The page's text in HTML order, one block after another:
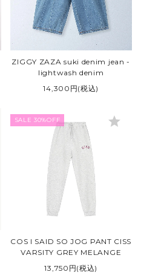
ZIGGY ZAZA suki denim jean -
lightwash denim
14,300円(税込)
SALE 30%OFF
COS I SAID SO JOG PANT CISS
VARSITY GREY MELANGE
13,750円(税込)
star